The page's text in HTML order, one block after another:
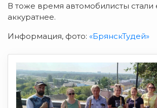
В тоже время автомобилисты стали
аккуратнее.
Информация, фото: «БрянскТудей»